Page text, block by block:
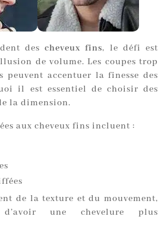
descheveux fins, le défi est
de volume. Les coupes trop
peuvent accentuer la finesse des
il est essentiel de choisir des
la dimension.
aux cheveux fins incluent :
de la texture et du mouvement,
une chevelure plus